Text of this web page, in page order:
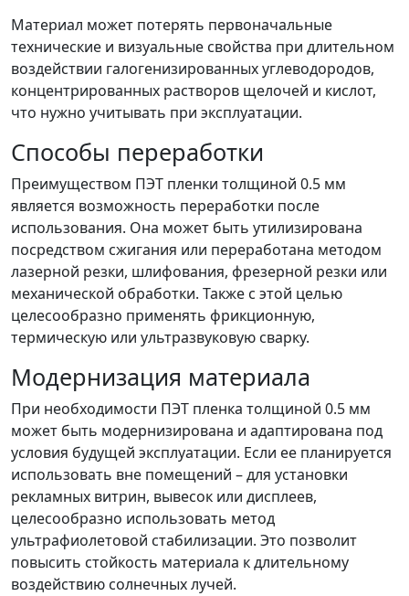
Материал может потерять первоначальные
технические и визуальные свойства при длительном
воздействии галогенизированных углеводородов,
концентрированных растворов щелочей и кислот,
что нужно учитывать при эксплуатации.
Способы переработки
Преимуществом ПЭТ пленки толщиной 0.5 мм
является возможность переработки после
использования. Она может быть утилизирована
посредством сжигания или переработана методом
лазерной резки, шлифования, фрезерной резки или
механической обработки. Также с этой целью
целесообразно применять фрикционную,
термическую или ультразвуковую сварку.
Модернизация материала
При необходимости ПЭТ пленка толщиной 0.5 мм
может быть модернизирована и адаптирована под
условия будущей эксплуатации. Если ее планируется
использовать вне помещений – для установки
рекламных витрин, вывесок или дисплеев,
целесообразно использовать метод
ультрафиолетовой стабилизации. Это позволит
повысить стойкость материала к длительному
воздействию солнечных лучей.